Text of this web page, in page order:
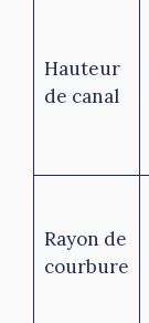
Hauteur
de canal
Rayon de
courbure